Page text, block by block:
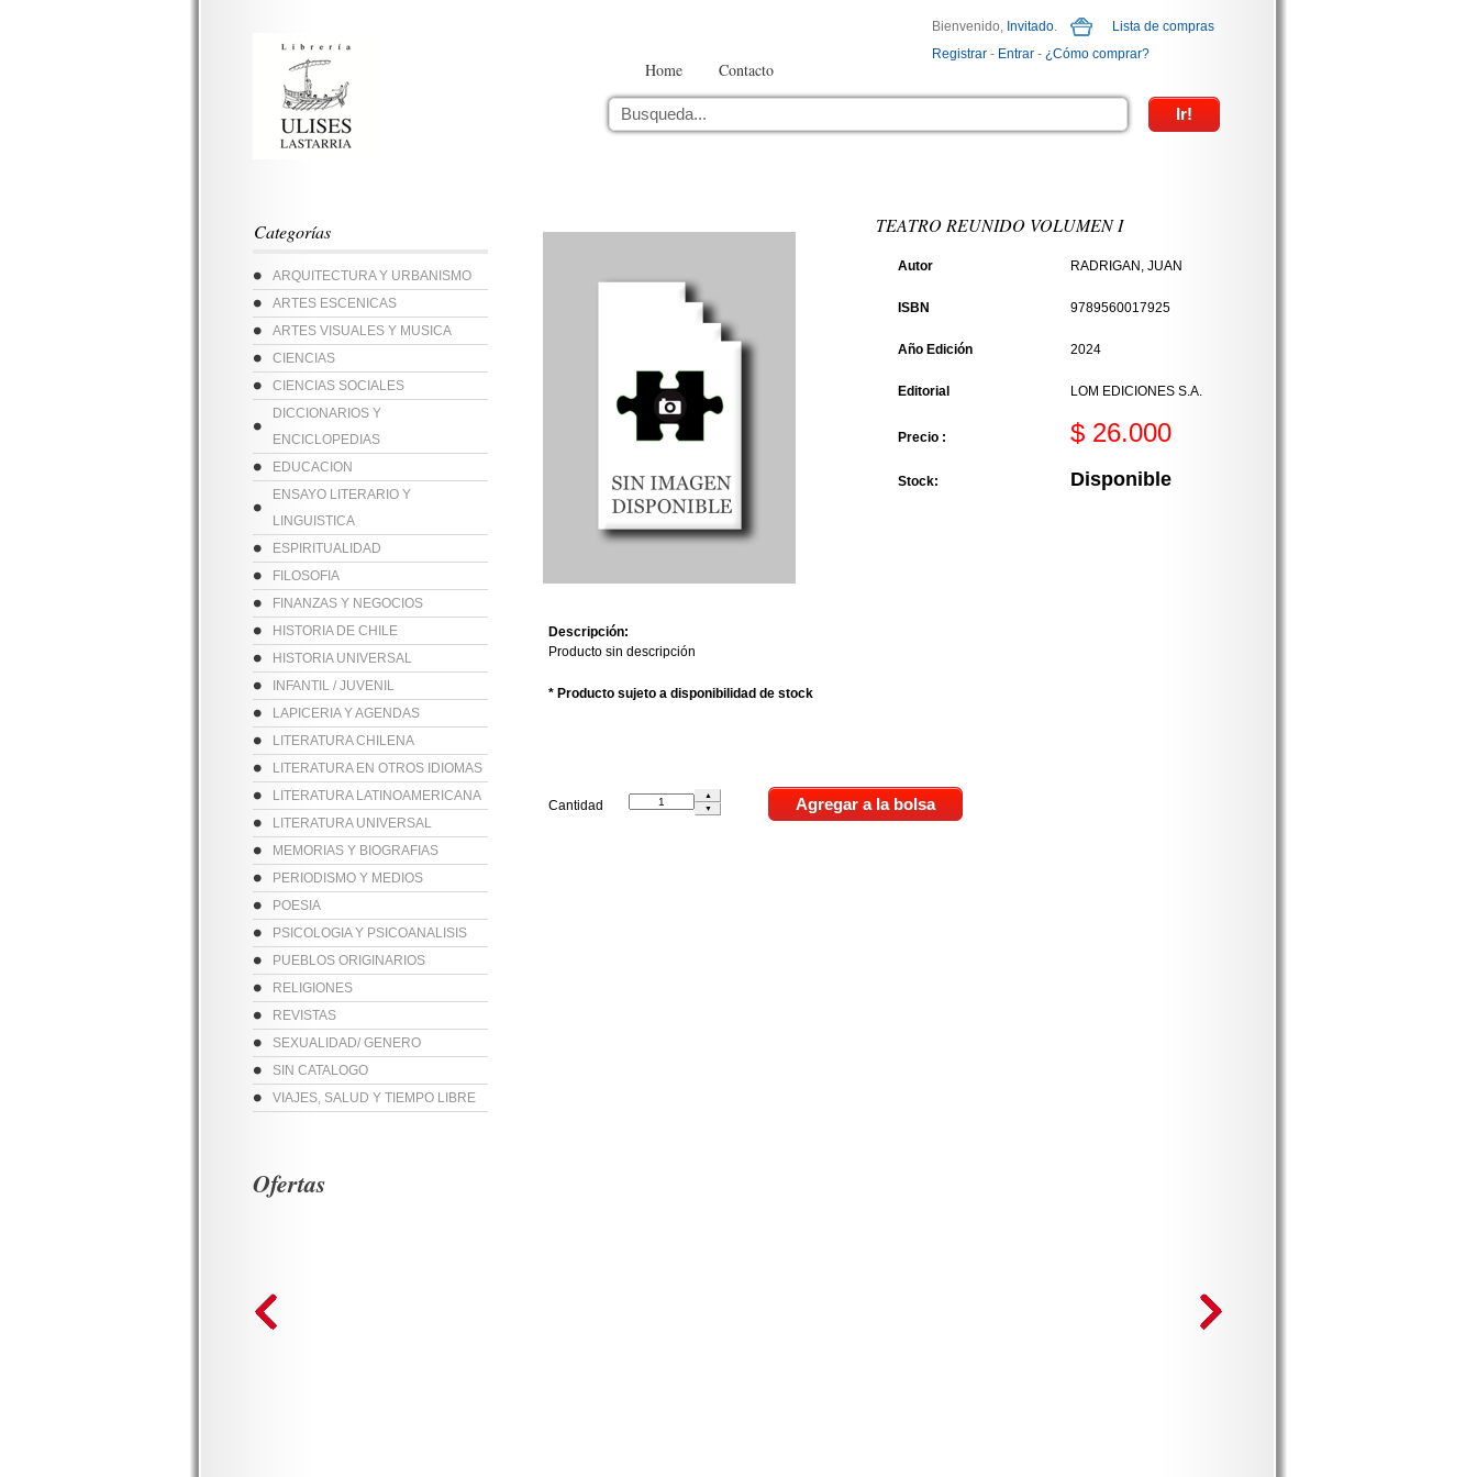
Home Contacto
Bienvenido, Invitado.
Lista de compras
Registrar - Entrar - ¿Cómo comprar?
Categorías
ARQUITECTURA Y URBANISMO
ARTES ESCENICAS
ARTES VISUALES Y MUSICA
CIENCIAS
CIENCIAS SOCIALES
DICCIONARIOS Y
ENCICLOPEDIAS
EDUCACION
ENSAYO LITERARIO Y
LINGUISTICA
ESPIRITUALIDAD
FILOSOFIA
FINANZAS Y NEGOCIOS
HISTORIA DE CHILE
HISTORIA UNIVERSAL
INFANTIL / JUVENIL
LAPICERIA Y AGENDAS
LITERATURA CHILENA
LITERATURA EN OTROS IDIOMAS
LITERATURA LATINOAMERICANA
LITERATURA UNIVERSAL
MEMORIAS Y BIOGRAFIAS
PERIODISMO Y MEDIOS
POESIA
PSICOLOGIA Y PSICOANALISIS
PUEBLOS ORIGINARIOS
RELIGIONES
REVISTAS
SEXUALIDAD/ GENERO
SIN CATALOGO
VIAJES, SALUD Y TIEMPO LIBRE
TEATRO REUNIDO VOLUMEN I
Autor RADRIGAN, JUAN
ISBN 9789560017925
Año Edición 2024
Editorial LOM EDICIONES S.A.
Precio : $ 26.000
Stock: Disponible
Descripción:
Producto sin descripción
* Producto sujeto a disponibilidad de stock
Cantidad
Ofertas